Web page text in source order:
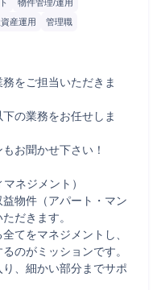
物件管理/運用
産運用 管理職
をご担当いただきま
の業務をお任せしま
お聞かせ下さい！
ネジメント）
物件（アパート・マン
だきます。
てをマネジメントし、
のがミッションです。
、細かい部分までサポ